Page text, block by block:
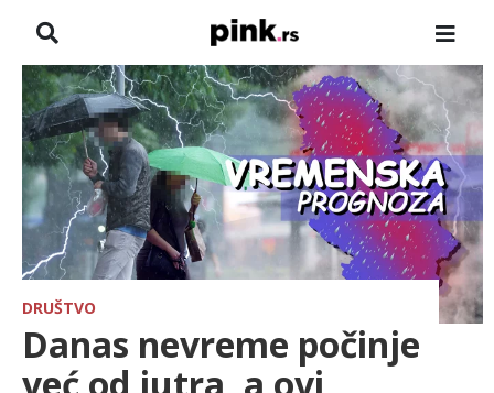
NASLOVNA
VESTI
ZADRUGA
SHOWBIZ
HRONIKA
PINKOVE ZVEZDE
DRUŠTVO
Danas nevreme počinje